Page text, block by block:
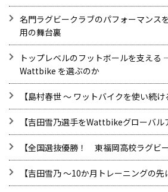
名門ラグビークラブのパフォーマン
用の舞台裏
トップレベルのフットボールを支え
Wattbike を選ぶのか
【島村春世 ～ ワットバイクを使い続け
【吉田雪乃選手をWattbikeグローバル
【全国選抜優勝！ 東福岡高校ラグビ
【吉田雪乃 ～10か月トレーニングの先